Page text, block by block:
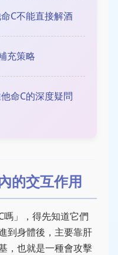
C不能直接解酒
充策略
命C的深度疑問
的交互作用
嗎」，得先知道它們
到身體後，主要靠肝
，也就是一種會攻擊